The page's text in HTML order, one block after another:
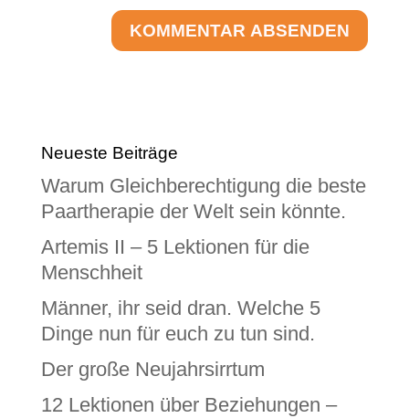
Neueste Beiträge
Warum Gleichberechtigung die beste
Paartherapie der Welt sein könnte.
Artemis II – 5 Lektionen für die
Menschheit
Männer, ihr seid dran. Welche 5
Dinge nun für euch zu tun sind.
Der große Neujahrsirrtum
12 Lektionen über Beziehungen –